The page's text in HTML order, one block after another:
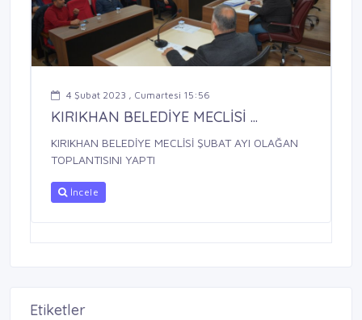
4 Şubat 2023 , Cumartesi 15:56
KIRIKHAN BELEDİYE MECLİSİ ...
KIRIKHAN BELEDİYE MECLİSİ ŞUBAT AYI OLAĞAN
TOPLANTISINI YAPTI
İncele
Etiketler